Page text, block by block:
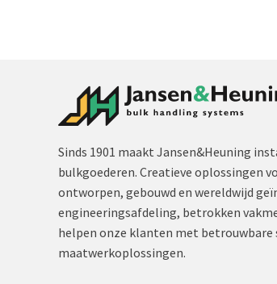
Sinds 1901 maakt Jansen&Heuning
bulkgoederen. Creatieve oplossingen
ontworpen, gebouwd en wereldwijd
engineeringsafdeling, betrokken
helpen onze klanten met
maatwerkoplossingen.